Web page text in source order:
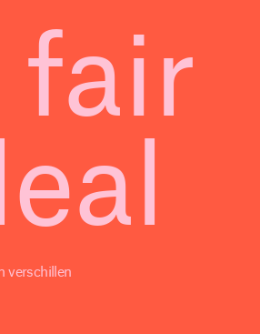
fair
verschillen